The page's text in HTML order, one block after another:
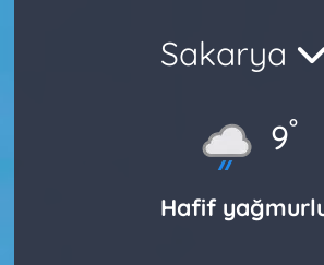
Sakarya
9°
Hafif